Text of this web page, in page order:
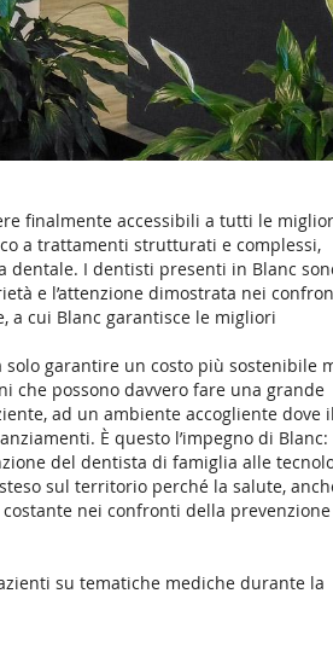
finalmente accessibili a tutti le
a trattamenti strutturati e complessi,
dentale. I dentisti presenti in Blanc
e l’attenzione dimostrata nei
a cui Blanc garantisce le migliori
garantire un costo più sostenibile
che possono davvero fare una grande
ad un ambiente accogliente dove il
È questo l’impegno di Blanc:
del dentista di famiglia alle
sul territorio perché la salute,
nei confronti della
su tematiche mediche durante la